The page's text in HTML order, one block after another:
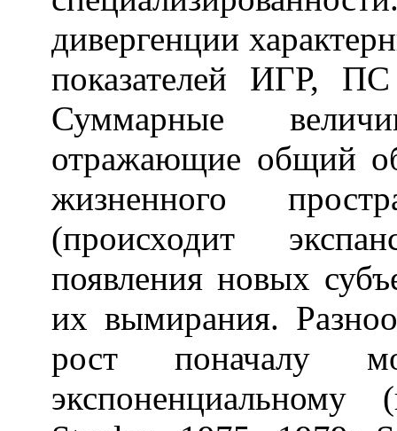
дивергенции
показателей ИГР,
Суммарные
отражающие общий
жизненного
(происходит
появления новых
их вымирания.
рост поначалу